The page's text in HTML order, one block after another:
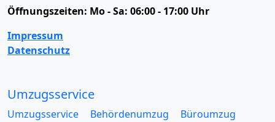
Öffnungszeiten: Mo - Sa: 06:00 - 17:00 Uhr
Impressum
Datenschutz
Umzugsservice
Umzugsservice Behördenumzug
Büroumzug